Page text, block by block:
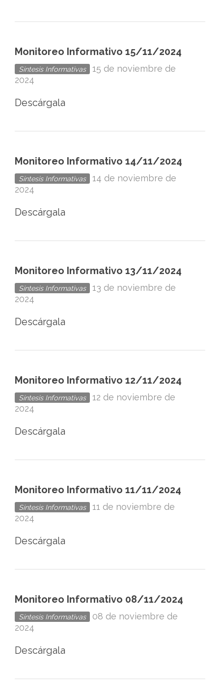
Monitoreo Informativo 15/11/2024
Síntesis Informativas
15 de noviembre de
2024
Descárgala
Monitoreo Informativo 14/11/2024
Síntesis Informativas
14 de noviembre de
2024
Descárgala
Monitoreo Informativo 13/11/2024
Síntesis Informativas
13 de noviembre de
2024
Descárgala
Monitoreo Informativo 12/11/2024
Síntesis Informativas
12 de noviembre de
2024
Descárgala
Monitoreo Informativo 11/11/2024
Síntesis Informativas
11 de noviembre de
2024
Descárgala
Monitoreo Informativo 08/11/2024
Síntesis Informativas
08 de noviembre de
2024
Descárgala